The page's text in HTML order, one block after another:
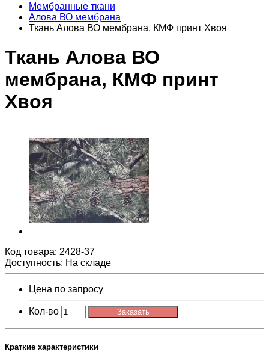
Мембранные ткани
Алова ВО мембрана
Ткань Алова ВО мембрана, КМФ принт Хвоя
Ткань Алова ВО
мембрана, КМФ принт
Хвоя
Код товара: 2428-37
Доступность: На складе
Цена по запросу
Кол-во Заказать
Краткие характеристики